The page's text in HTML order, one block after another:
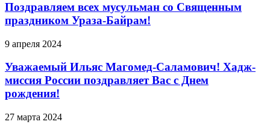
Поздравляем всех мусульман со Священным
праздником Ураза-Байрам!
9 апреля 2024
Уважаемый Ильяс Магомед-Саламович! Хадж-
миссия России поздравляет Вас с Днем
рождения!
27 марта 2024